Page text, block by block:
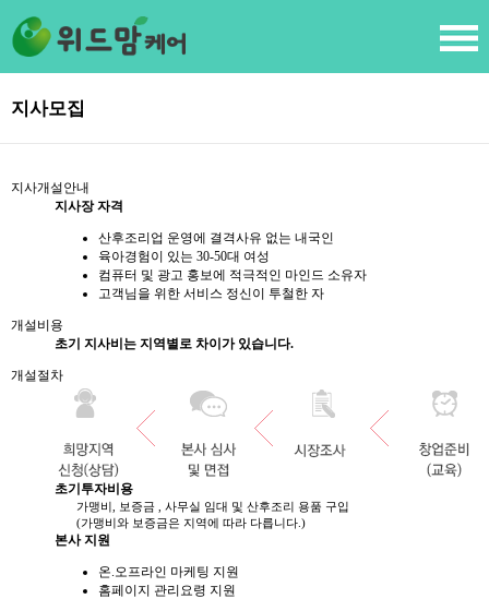
지사모집
지사개설안내
지사장 자격
산후조리업 운영에 결격사유 없는 내국인
육아경험이 있는 30-50대 여성
컴퓨터 및 광고 홍보에 적극적인 마인드 소유자
고객님을 위한 서비스 정신이 투철한 자
개설비용
초기 지사비는 지역별로 차이가 있습니다.
개설절차
초기투자비용
가맹비, 보증금 , 사무실 임대 및 산후조리 용품 구입
(가맹비와 보증금은 지역에 따라 다릅니다.)
본사 지원
온.오프라인 마케팅 지원
홈페이지 관리요령 지원